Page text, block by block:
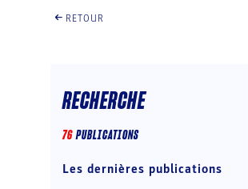
RETOUR
RECHERCHE
76PUBLICATIONS
Les dernières publications